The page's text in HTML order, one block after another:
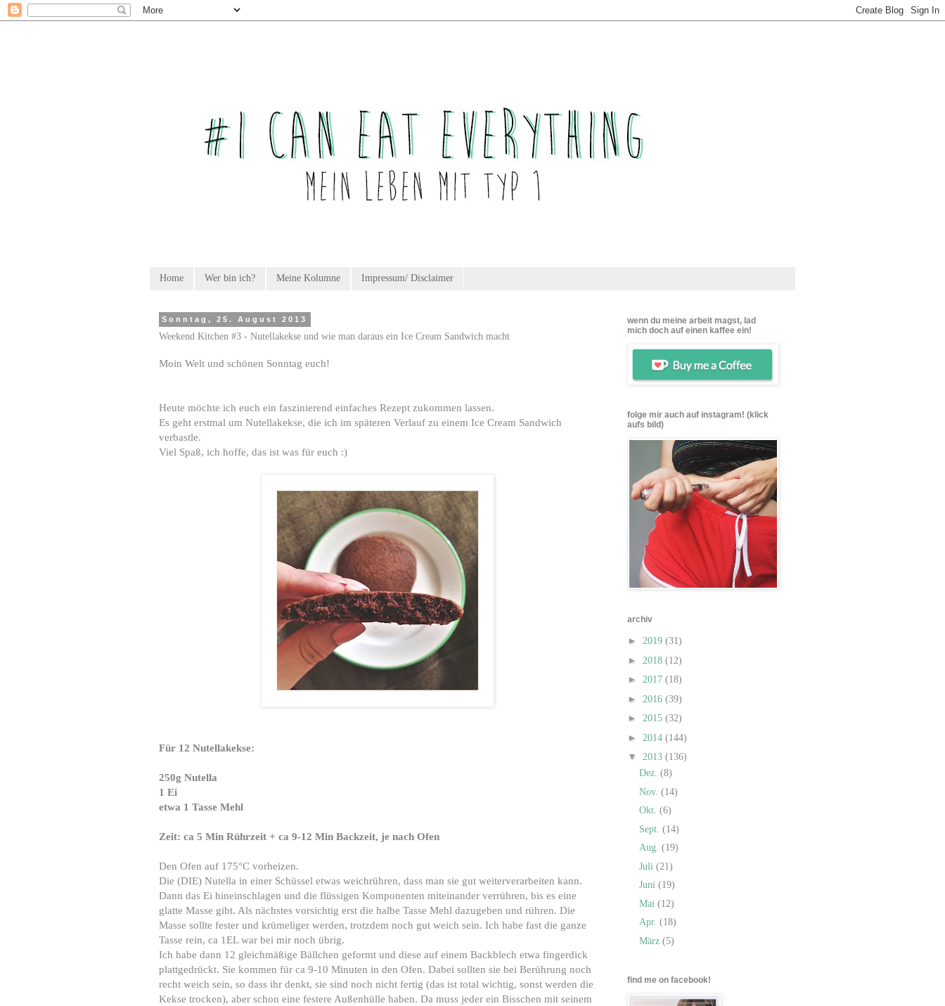
Home Wer bin ich? Meine Kolumne Impressum/ Disclaimer
Sonntag, 25. August 2013
Weekend Kitchen #3 - Nutellakekse und wie man daraus ein Ice Cream Sandwich macht
Moin Welt und schönen Sonntag euch!
Heute möchte ich euch ein faszinierend einfaches Rezept zukommen lassen.
Es geht erstmal um Nutellakekse, die ich im späteren Verlauf zu einem Ice Cream Sandwich
verbastle.
Viel Spaß, ich hoffe, das ist was für euch :)
Für 12 Nutellakekse:
250g Nutella
1 Ei
etwa 1 Tasse Mehl
Zeit: ca 5 Min Rührzeit + ca 9-12 Min Backzeit, je nach Ofen
Den Ofen auf 175°C vorheizen.
Die (DIE) Nutella in einer Schüssel etwas weichrühren, dass man sie gut weiterverarbeiten kann.
Dann das Ei hineinschlagen und die flüssigen Komponenten miteinander verrühren, bis es eine
glatte Masse gibt. Als nächstes vorsichtig erst die halbe Tasse Mehl dazugeben und rühren. Die
Masse sollte fester und krümeliger werden, trotzdem noch gut weich sein. Ich habe fast die ganze
Tasse rein, ca 1EL war bei mir noch übrig.
Ich habe dann 12 gleichmäßige Bällchen geformt und diese auf einem Backblech etwa fingerdick
plattgedrückt. Sie kommen für ca 9-10 Minuten in den Ofen. Dabei sollten sie bei Berührung noch
recht weich sein, so dass ihr denkt, sie sind noch nicht fertig (das ist total wichtig, sonst werden die
Kekse trocken), aber schon eine festere Außenhülle haben. Da muss jeder ein Bisschen mit seinem
wenn du meine arbeit magst, lad
mich doch auf einen kaffee ein!
folge mir auch auf instagram! (klick
aufs bild)
archiv
► 2019 (31)
► 2018 (12)
► 2017 (18)
► 2016 (39)
► 2015 (32)
► 2014 (144)
▼ 2013 (136)
Dez. (8)
Nov. (14)
Okt. (6)
Sept. (14)
Aug. (19)
Juli (21)
Juni (19)
Mai (12)
Apr. (18)
März (5)
find me on facebook!